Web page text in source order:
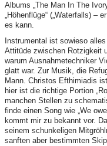
Albums „The Man In The
„Höhenflüge“ („Waterfalls) –
es kann.
Instrumental ist sowieso
Attitüde zwischen Rotzigkeit
warum Ausnahmetechniker
glatt war. Zur Musik, die
Mann. Christos Efthimiadis
hier ist die richtige Portion
manchen Stellen zu
finde einen Song wie „We
kommt mir zu bekannt vor.
seinem schunkeligen
sanften aber bestimmten